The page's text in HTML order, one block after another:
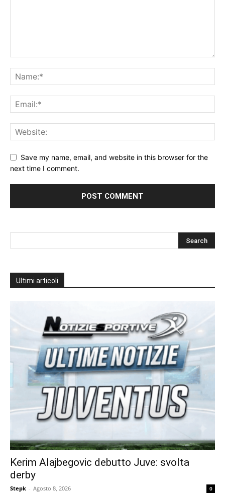
Save my name, email, and website in this browser for the
next time I comment.
Ultimi articoli
Kerim Alajbegovic debutto Juve: svolta
derby
Stepk - Agosto 8, 2026 0